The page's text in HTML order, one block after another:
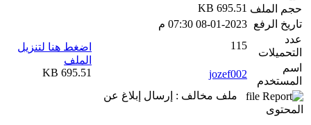
حجم الملف 695.51 KB
تاريخ الرفع 08-01-2023 07:30 م
عدد
التحميلات
115
اسم
المستخدم
jozef002
ملف مخالف : إرسال إبلاغ عن
المحتوى
اضغط هنا لتنزيل
الملف
695.51 KB